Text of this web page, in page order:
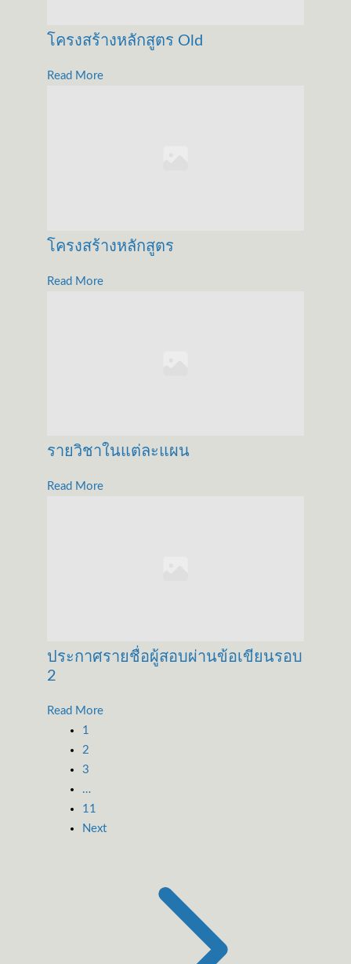
โครงสร้างหลักสูตร Old
Read More
โครงสร้างหลักสูตร
Read More
รายวิชาในแต่ละแผน
Read More
ประกาศรายชื่อผู้สอบผ่านข้อเขียนรอบ
2
Read More
1
2
3
…
11
Next